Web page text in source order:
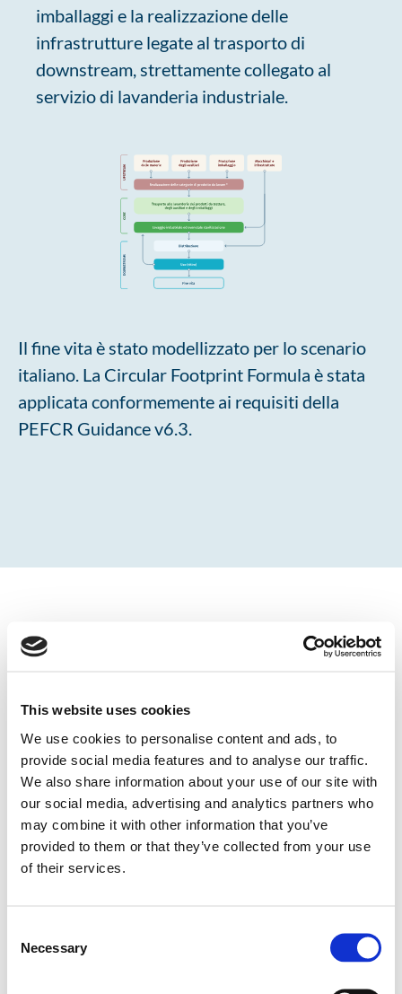
This website uses cookies
We use cookies to personalise content and ads, to
provide social media features and to analyse our traffic.
We also share information about your use of our site with
our social media, advertising and analytics partners who
may combine it with other information that you’ve
provided to them or that they’ve collected from your use
of their services.
Selection
Necessary
imballaggi e la realizzazione delle
infrastrutture legate al trasporto di
downstream, strettamente collegato al
servizio di lavanderia industriale.
Il fine vita è stato modellizzato per lo scenario
italiano. La Circular Footprint Formula è stata
applicata conformemente ai requisiti della
PEFCR Guidance v6.3.
La fase di valutazione dell’impatto ambientale è
stata eseguita su tutte le categorie d’impatto e
sono stati calcolati sia i risultati caratterizzati,
che i risultati normalizzati e pesati. Di seguito la
classe prestazionale di ogni stabilimento
oggetto dello studio e la classe prestazionale
ponderata dello stabilimento medio di Servizi